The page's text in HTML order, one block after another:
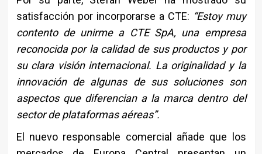
satisfacción por incorporarse a CTE: “Estoy muy
contento de unirme a CTE SpA, una empresa
reconocida por la calidad de sus productos y por
su clara visión internacional. La originalidad y la
innovación de algunas de sus soluciones son
aspectos que diferencian a la marca dentro del
sector de plataformas aéreas”.
El nuevo responsable comercial añade que los